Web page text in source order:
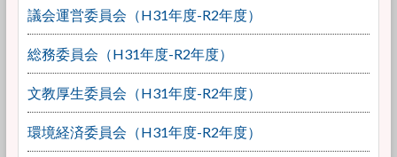
議会運営委員会（H31年度-R2年度）
総務委員会（H31年度-R2年度）
文教厚生委員会（H31年度-R2年度）
環境経済委員会（H31年度-R2年度）